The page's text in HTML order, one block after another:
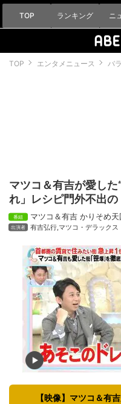
TOP ランキング ニ
TOP エンタメニュース バ
マツコ＆有吉が愛した
れ」レシピ門外不出
マツコ＆有吉 かりそめ天
有吉弘行,マツコ・デラックス
【映像】マツコ＆有